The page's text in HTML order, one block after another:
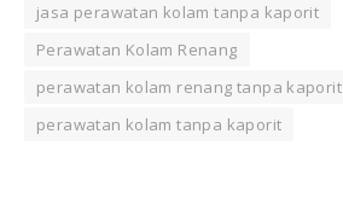
jasa perawatan kolam tanpa kaporit
Perawatan Kolam Renang
perawatan kolam renang tanpa kaporit
perawatan kolam tanpa kaporit